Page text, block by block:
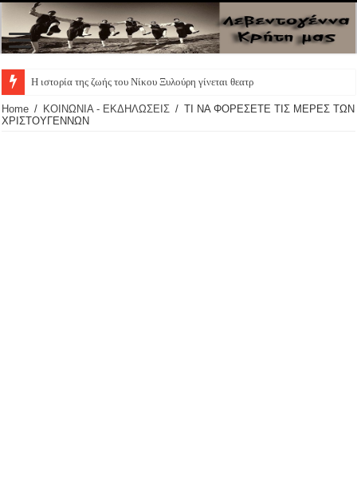
Η ιστορία της ζωής του Νίκου Ξυλούρη γίνεται θεατρική παρά
Home / ΚΟΙΝΩΝΙΑ - ΕΚΔΗΛΩΣΕΙΣ / ΤΙ ΝΑ ΦΟΡΕΣΕΤΕ ΤΙΣ ΜΕΡΕΣ ΤΩΝ
ΧΡΙΣΤΟΥΓΕΝΝΩΝ